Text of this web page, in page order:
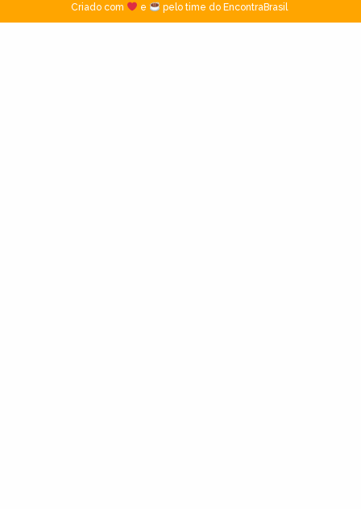
Criado com
e pelo time do EncontraBrasil